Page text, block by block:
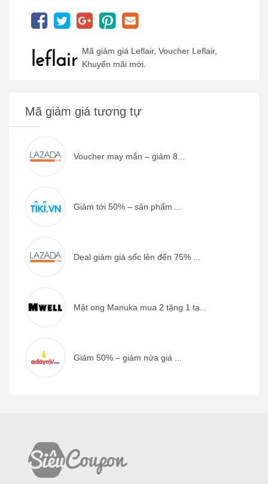
Mã giảm giá Leflair, Voucher Leflair,
Khuyến mãi mới.
Mã giảm giá tương tự
Voucher may mắn – giảm 8...
Giảm tới 50% – sản phẩm ...
Deal giảm giá sốc lên đến 75% ...
Mật ong Manuka mua 2 tặng 1 tạ...
Giảm 50% – giảm nửa giá ...